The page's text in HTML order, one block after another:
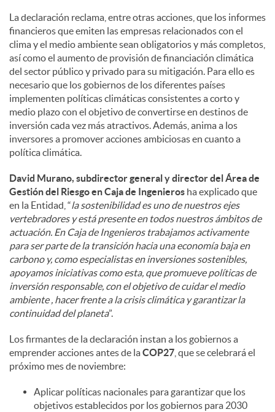
La declaración reclama, entre otras acciones, que los informes
financieros que emiten las empresas relacionados con el
clima y el medio ambiente sean obligatorios y más completos,
así como el aumento de provisión de financiación climática
del sector público y privado para su mitigación. Para ello es
necesario que los gobiernos de los diferentes países
implementen políticas climáticas consistentes a corto y
medio plazo con el objetivo de convertirse en destinos de
inversión cada vez más atractivos. Además, anima a los
inversores a promover acciones ambiciosas en cuanto a
política climática.
David Murano, subdirector general y director del Área de
Gestión del Riesgo en Caja de Ingenieros ha explicado que
en la Entidad, “la sostenibilidad es uno de nuestros ejes
vertebradores y está presente en todos nuestros ámbitos de
actuación. En Caja de Ingenieros trabajamos activamente
para ser parte de la transición hacia una economía baja en
carbono y, como especialistas en inversiones sostenibles,
apoyamos iniciativas como esta, que promueve políticas de
inversión responsable, con el objetivo de cuidar el medio
ambiente , hacer frente a la crisis climática y garantizar la
continuidad del planeta”.
Los firmantes de la declaración instan a los gobiernos a
emprender acciones antes de laCOP27 , que se celebrará el
próximo mes de noviembre:
Aplicar políticas nacionales para garantizar que los
objetivos establecidos por los gobiernos para 2030